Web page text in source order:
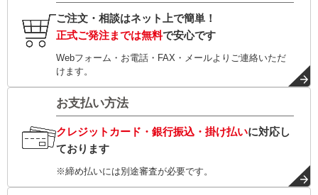
ご注文・相談はネット上で簡単！
正式ご発注までは無料で安心です
Webフォーム・お電話・FAX・メールよりご連絡いただ
けます。
お支払い方法
クレジットカード・銀行振込・掛け払いに対応し
ております
※締め払いには別途審査が必要です。